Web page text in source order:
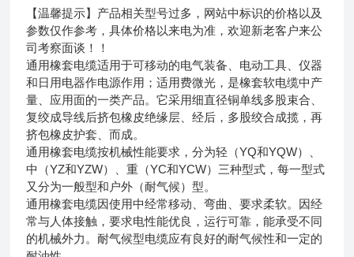
【温馨提示】产品相关型号过多，网站中标识的价格以及
参数仅作参考，具体价格以来电为准，欢迎新老客户来公
司考察面谈！！
通用橡套电缆适用于可移动的电气装备、电动工具、仪器
和日用电器作电源作用；适用费微光，是橡套软电缆中产
量、应用面的一类产品。它采用细直径铜单线多股束合、
复绞成导线后挤包橡皮绝缘层、经后，多股绞合成揽，再
挤包橡皮护套、而成。
通用橡套电缆按机械性能要求，分为轻（YQ和YQW）、
中（YZ和YZW）、重（YC和YCW）三种型式，每一型式
又分为一般型和户外（耐气候）型。
通用橡套电缆因使用中经常移动、弯曲、要求柔软。因经
常与人体接触，要求电性能优良，运行可靠，能承受不同
的机械外力。耐气候型电缆应有良好的耐气候性和一定的